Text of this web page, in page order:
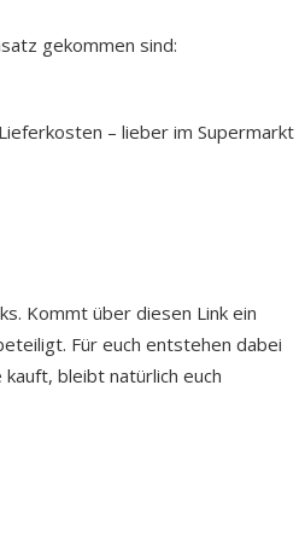
gekommen sind:
– lieber im Supermarkt
Kommt über diesen Link ein
Für euch entstehen dabei
bleibt natürlich euch